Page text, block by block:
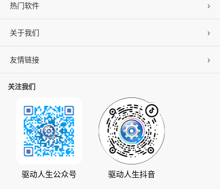
热门软件
驱动人生
百页窗
数据救星
人生日历
关于我们
公司概况
公司动态
发展历程
支持中心
版权声明
友情链接
ZOL下载
华军软件园
系统之家
下载之家
驱动大师
关注我们
驱动人生公众号 驱动人生抖音